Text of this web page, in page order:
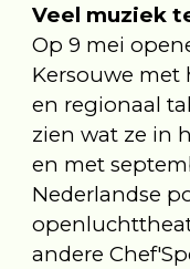
Veel muziek
Op 9 mei
Kersouwe met
en regionaal
zien wat ze in
en met
Nederlandse
andere